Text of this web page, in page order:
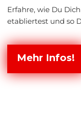
Erfahre, wie Du
etabliertest und so
Mehr Infos!